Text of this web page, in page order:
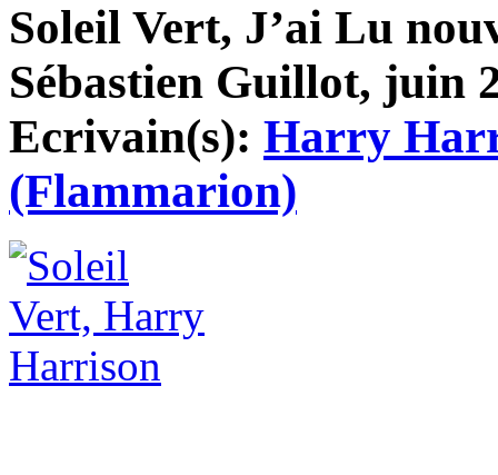
Soleil Vert, J’ai Lu
Sébastien Guillot, juin
Ecrivain(s): Harry
(Flammarion)